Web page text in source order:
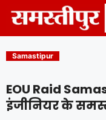
content
Samastipur
EOU Raid
इंजीनियर के